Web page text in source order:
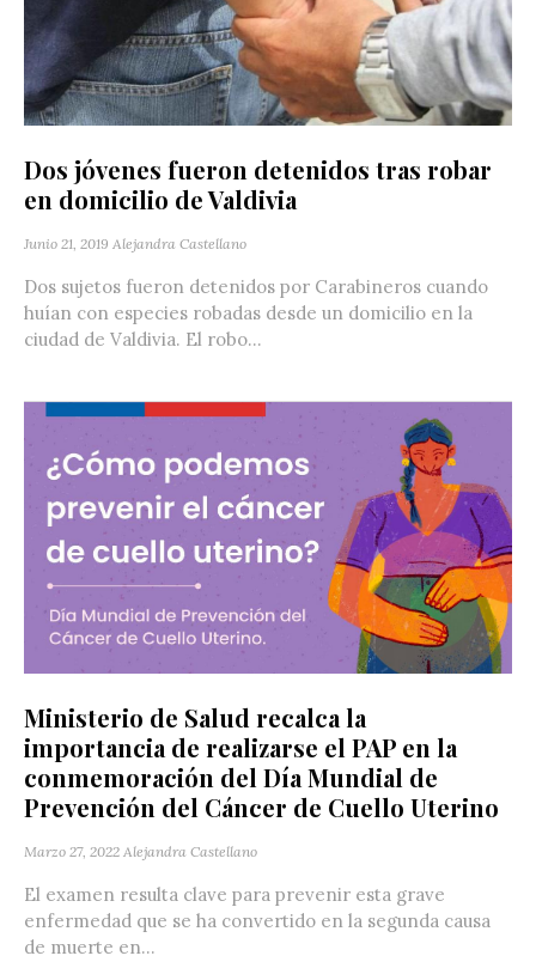
Dos jóvenes fueron detenidos tras robar
en domicilio de Valdivia
Junio 21, 2019 Alejandra Castellano
Dos sujetos fueron detenidos por Carabineros cuando
huían con especies robadas desde un domicilio en la
ciudad de Valdivia. El robo...
Ministerio de Salud recalca la
importancia de realizarse el PAP en la
conmemoración del Día Mundial de
Prevención del Cáncer de Cuello Uterino
Marzo 27, 2022 Alejandra Castellano
El examen resulta clave para prevenir esta grave
enfermedad que se ha convertido en la segunda causa
de muerte en...